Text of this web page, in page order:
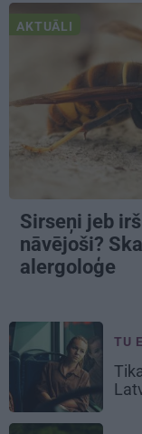
AKTUĀLI
Sirseņi jeb
nāvējoši?
alergoloģe
TU